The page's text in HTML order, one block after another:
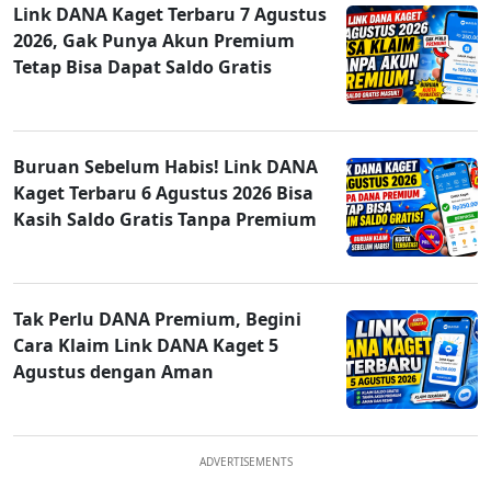
Link DANA Kaget Terbaru 7 Agustus
2026, Gak Punya Akun Premium
Tetap Bisa Dapat Saldo Gratis
Buruan Sebelum Habis! Link DANA
Kaget Terbaru 6 Agustus 2026 Bisa
Kasih Saldo Gratis Tanpa Premium
Tak Perlu DANA Premium, Begini
Cara Klaim Link DANA Kaget 5
Agustus dengan Aman
ADVERTISEMENTS